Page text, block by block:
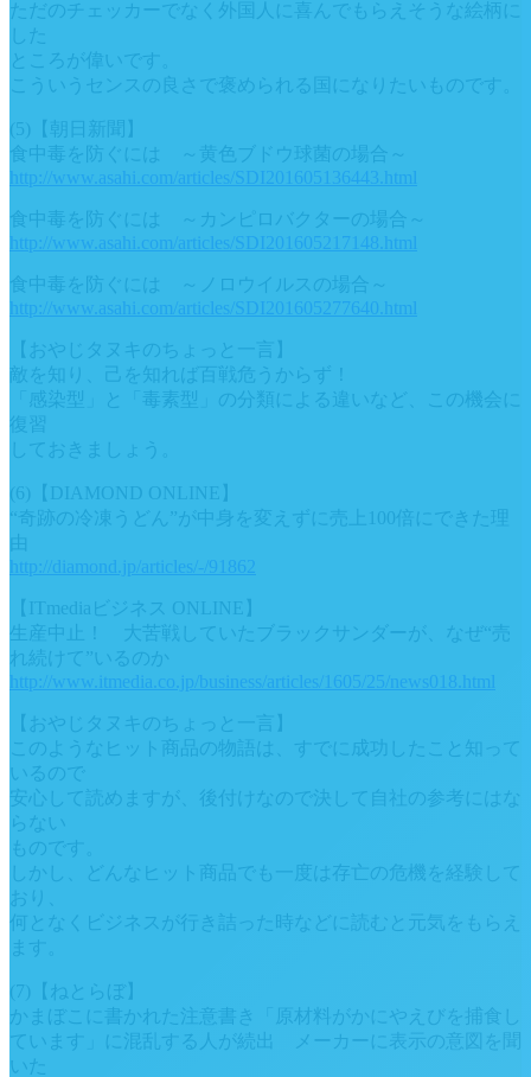
ただのチェッカーでなく外国人に喜んでもらえそうな絵柄に
した
ところが偉いです。
こういうセンスの良さで褒められる国になりたいものです。
(5)【朝日新聞】
食中毒を防ぐには ～黄色ブドウ球菌の場合～
http://www.asahi.com/articles/SDI201605136443.html
食中毒を防ぐには ～カンピロバクターの場合～
http://www.asahi.com/articles/SDI201605217148.html
食中毒を防ぐには ～ノロウイルスの場合～
http://www.asahi.com/articles/SDI201605277640.html
【おやじタヌキのちょっと一言】
敵を知り、己を知れば百戦危うからず！
「感染型」と「毒素型」の分類による違いなど、この機会に
復習
しておきましょう。
(6)【DIAMOND ONLINE】
“奇跡の冷凍うどん”が中身を変えずに売上100倍にできた理
由
http://diamond.jp/articles/-/91862
【ITmediaビジネス ONLINE】
生産中止！ 大苦戦していたブラックサンダーが、なぜ“売
れ続けて”いるのか
http://www.itmedia.co.jp/business/articles/1605/25/news018.html
【おやじタヌキのちょっと一言】
このようなヒット商品の物語は、すでに成功したこと知って
いるので
安心して読めますが、後付けなので決して自社の参考にはな
らない
ものです。
しかし、どんなヒット商品でも一度は存亡の危機を経験して
何となくビジネスが行き詰った時などに読むと元気をもらえ
ます。
(7)【ねとらぼ】
かまぼこに書かれた注意書き「原材料がかにやえびを捕食し
ています」に混乱する人が続出 メーカーに表示の意図を聞
いた